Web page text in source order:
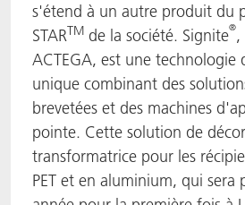
s'étend à un autre produit du
STARTM de la société. Signite®,
ACTEGA, est une technologie
unique combinant des
brevetées et des machines
pointe. Cette solution de
transformatrice pour les
PET et en aluminium, qui sera